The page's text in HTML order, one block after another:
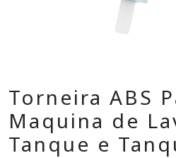
Torneira ABS
Maquina de
Tanque e